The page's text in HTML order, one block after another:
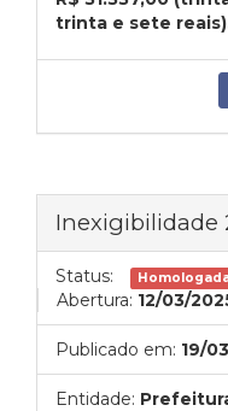
trinta e sete
Inexigibilidade
Status:
Abertura: 12/03/
Publicado em: 19/
Entidade: